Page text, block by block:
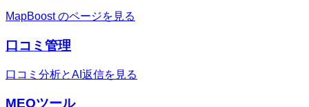
MapBoost のページを見る
口コミ管理
口コミ分析とAI返信を見る
MEOツール